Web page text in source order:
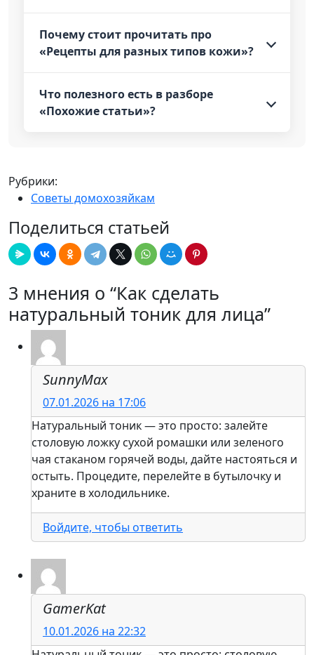
Почему стоит прочитать про
«Рецепты для разных типов кожи»?
Что полезного есть в разборе
«Похожие статьи»?
Рубрики:
Советы домохозяйкам
Поделиться статьей
3 мнения о “Как сделать
натуральный тоник для лица”
SunnyMax
07.01.2026 на 17:06
Натуральный тоник — это просто: залейте
столовую ложку сухой ромашки или зеленого
чая стаканом горячей воды, дайте настояться и
остыть. Процедите, перелейте в бутылочку и
храните в холодильнике.
Войдите, чтобы ответить
GamerKat
10.01.2026 на 22:32